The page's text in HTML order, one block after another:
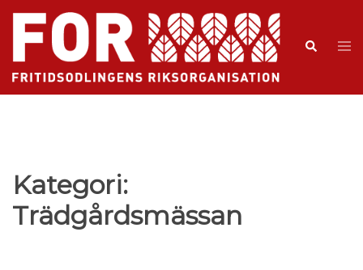
Kategori:
Trädgårdsmässan